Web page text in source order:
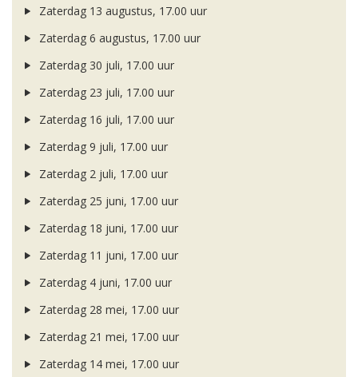
Zaterdag 13 augustus, 17.00 uur
Zaterdag 6 augustus, 17.00 uur
Zaterdag 30 juli, 17.00 uur
Zaterdag 23 juli, 17.00 uur
Zaterdag 16 juli, 17.00 uur
Zaterdag 9 juli, 17.00 uur
Zaterdag 2 juli, 17.00 uur
Zaterdag 25 juni, 17.00 uur
Zaterdag 18 juni, 17.00 uur
Zaterdag 11 juni, 17.00 uur
Zaterdag 4 juni, 17.00 uur
Zaterdag 28 mei, 17.00 uur
Zaterdag 21 mei, 17.00 uur
Zaterdag 14 mei, 17.00 uur